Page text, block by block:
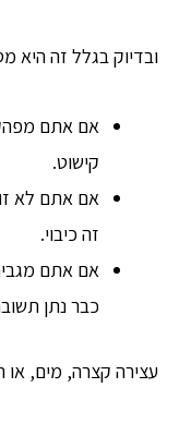
ובדיוק בגלל זה היא
אם אתם
קישוט.
אם אתם לא
זה כיבוי.
אם אתם
כבר נתן
עצירה קצרה, מים,